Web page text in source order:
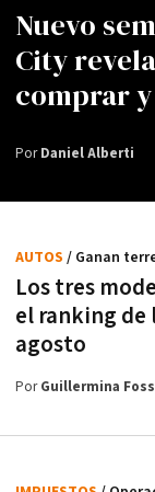
Nuevo
City
comprar
PorDaniel Alberti
Los tres
el ranking de
agosto
AUTOS / Ganan
PorGuillermina